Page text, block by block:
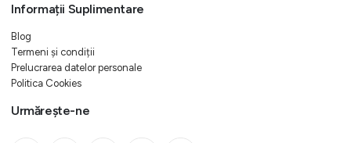
Informații Suplimentare
Blog
Termeni și condiții
Prelucrarea datelor personale
Politica Cookies
Urmărește-ne